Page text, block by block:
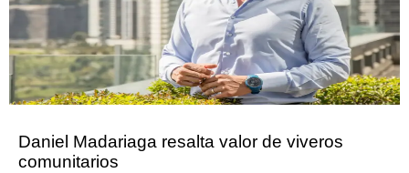
Daniel Madariaga resalta valor de viveros
comunitarios